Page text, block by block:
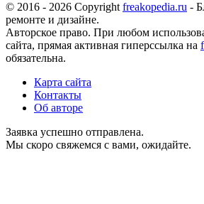
© 2016 - 2026 Copyrightfreakopedia.ru -
ремонте и дизайне.
Авторское право. При любом
сайта, прямая активная гиперссылка на
обязательна.
Карта сайта
Контакты
Об авторе
Заявка успешно отправлена.
Мы скоро свяжемся с вами, ожидайте.